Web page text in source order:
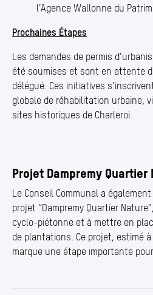
l’Agence Wallonne du
Prochaines Étapes
Les demandes de permis
été soumises et sont en attente
délégué. Ces initiatives
globale de réhabilitation urbaine,
sites historiques de Charleroi.
Projet Dampremy Quartier
Le Conseil Communal a
projet “Dampremy Quartier
cyclo-piétonne et à mettre en
de plantations. Ce projet, estimé à
marque une étape importante